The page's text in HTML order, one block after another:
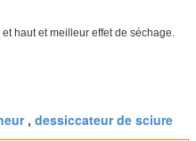
haut et meilleur effet de séchage.
, dessiccateur de sciure